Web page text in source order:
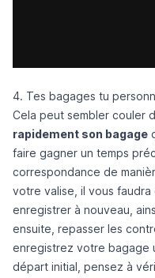
4. Tes bagages tu
Cela peut sembler couler
rapidement son bagage
faire gagner un temps
correspondance de
votre valise, il vous
enregistrer à nouveau,
ensuite, repasser les
enregistrez votre bagage
départ initial, pensez à